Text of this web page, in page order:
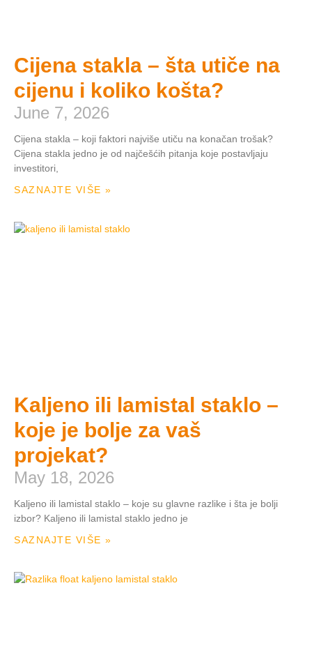
Cijena stakla – šta utiče na
cijenu i koliko košta?
June 7, 2026
Cijena stakla – koji faktori najviše utiču na konačan trošak?
Cijena stakla jedno je od najčešćih pitanja koje postavljaju
investitori,
SAZNAJTE VIŠE »
Kaljeno ili lamistal staklo –
koje je bolje za vaš
projekat?
May 18, 2026
Kaljeno ili lamistal staklo – koje su glavne razlike i šta je bolji
izbor? Kaljeno ili lamistal staklo jedno je
SAZNAJTE VIŠE »